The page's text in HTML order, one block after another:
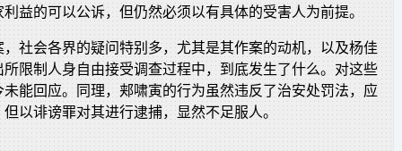
益的可以公诉，但仍然必须以有具体的受害人为前提。
社会各界的疑问特别多，尤其是其作案的动机，以及杨佳
限制人身自由接受调查过程中，到底发生了什么。对这些
能回应。同理，郏啸寅的行为虽然违反了治安处罚法，应
以诽谤罪对其进行逮捕，显然不足服人。